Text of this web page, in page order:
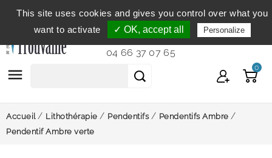
Service clientèle
du lundi au vendredi de 9h à 12h et
de 14h à 18h...
04 66 37 07 65
 0
Accueil Lithothérapie Pendentifs
Pendentifs Ambre
Pendentif Ambre verte
This site uses cookies and gives you control over what you
want to activate
✓ OK, accept all Personalize